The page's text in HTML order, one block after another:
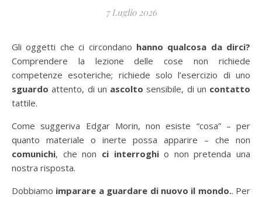
7 Luglio 2026
Gli oggetti che ci circondano hanno qualcosa da dirci?
Comprendere la lezione delle cose non richiede
competenze esoteriche; richiede solo l’esercizio di uno
sguardo attento, di un ascolto sensibile, di un contatto
tattile.
Come suggeriva Edgar Morin, non esiste “cosa” – per
quanto materiale o inerte possa apparire – che non
comunichi, che non ci interroghio non pretenda una
nostra risposta.
Dobbiamo imparare a guardare di nuovo il mondo.. Per